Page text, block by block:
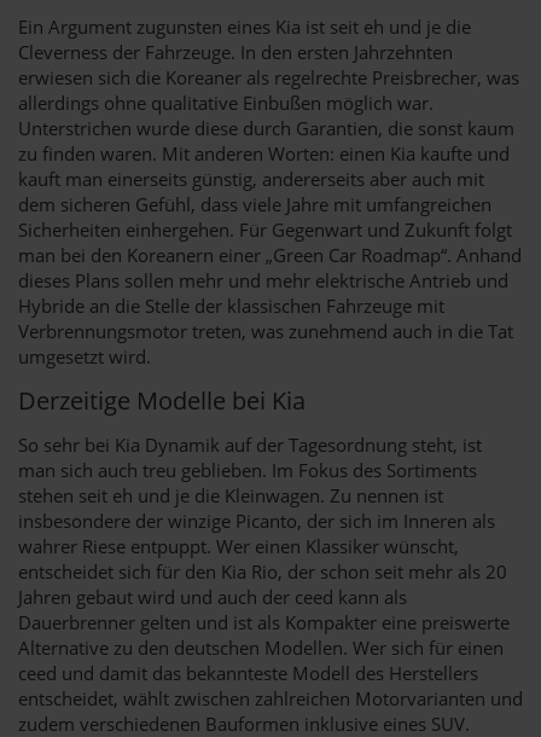
Ein Argument zugunsten eines Kia ist seit eh und je die
Cleverness der Fahrzeuge. In den ersten Jahrzehnten
erwiesen sich die Koreaner als regelrechte Preisbrecher, was
allerdings ohne qualitative Einbußen möglich war.
Unterstrichen wurde diese durch Garantien, die sonst kaum
zu finden waren. Mit anderen Worten: einen Kia kaufte und
kauft man einerseits günstig, andererseits aber auch mit
dem sicheren Gefühl, dass viele Jahre mit umfangreichen
Sicherheiten einhergehen. Für Gegenwart und Zukunft folgt
man bei den Koreanern einer „Green Car Roadmap“. Anhand
dieses Plans sollen mehr und mehr elektrische Antrieb und
Hybride an die Stelle der klassischen Fahrzeuge mit
Verbrennungsmotor treten, was zunehmend auch in die Tat
umgesetzt wird.
Derzeitige Modelle bei Kia
So sehr bei Kia Dynamik auf der Tagesordnung steht, ist
man sich auch treu geblieben. Im Fokus des Sortiments
stehen seit eh und je die Kleinwagen. Zu nennen ist
insbesondere der winzige Picanto, der sich im Inneren als
wahrer Riese entpuppt. Wer einen Klassiker wünscht,
entscheidet sich für den Kia Rio, der schon seit mehr als 20
Jahren gebaut wird und auch der ceed kann als
Dauerbrenner gelten und ist als Kompakter eine preiswerte
Alternative zu den deutschen Modellen. Wer sich für einen
ceed und damit das bekannteste Modell des Herstellers
entscheidet, wählt zwischen zahlreichen Motorvarianten und
zudem verschiedenen Bauformen inklusive eines SUV.